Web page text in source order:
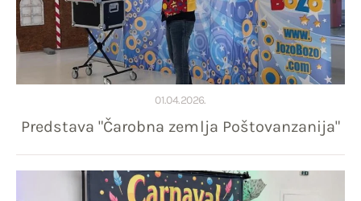
01.04.2026.
Predstava "Čarobna zemlja Poštovanzanija"